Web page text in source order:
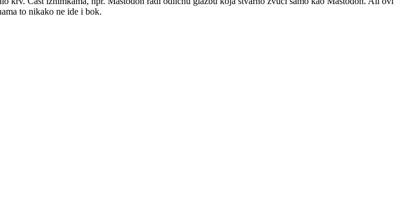
to nikako ne ide i bok.